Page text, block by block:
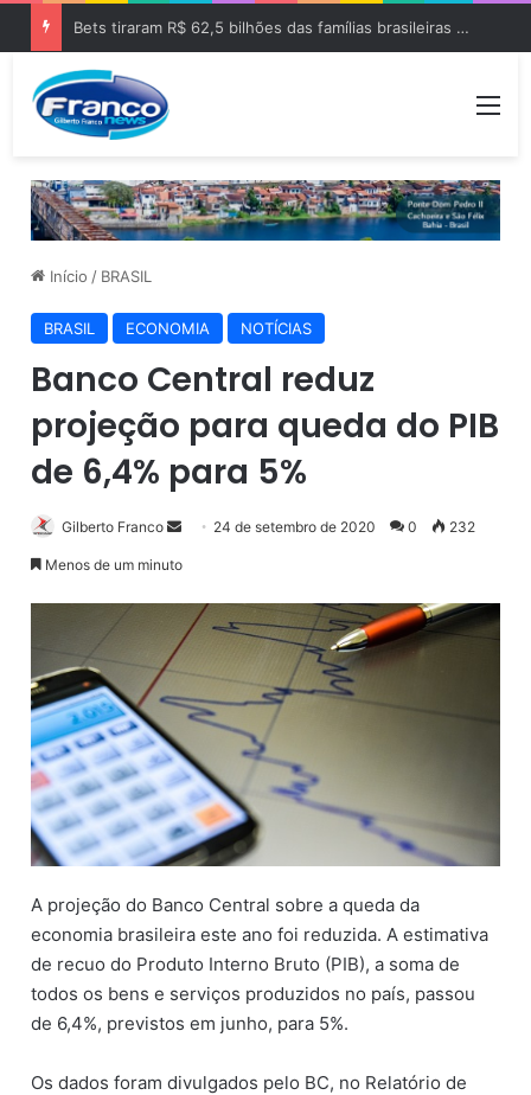
Bets tiraram R$ 62,5 bilhões das famílias brasileiras em 2025
Início / BRASIL
BRASIL ECONOMIA NOTÍCIAS
Banco Central reduz
projeção para queda do PIB
de 6,4% para 5%
Gilberto Franco
e
m
e
-
m
a
i
l
24 de setembro de 2020 0 232
Menos de um minuto
A projeção do Banco Central sobre a queda da
economia brasileira este ano foi reduzida. A estimativa
de recuo do Produto Interno Bruto (PIB), a soma de
todos os bens e serviços produzidos no país, passou
de 6,4%, previstos em junho, para 5%.
Os dados foram divulgados pelo BC, no Relatório de